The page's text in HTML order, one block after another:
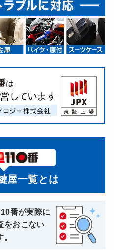
屋一覧とは
番が実際に
をおこない